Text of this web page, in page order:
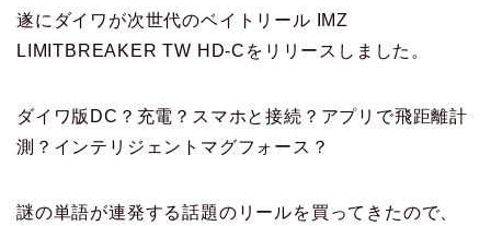
遂にダイワが次世代のベイトリール IMZ
LIMITBREAKER TW HD-Cをリリースしました。
ダイワ版DC？充電？スマホと接続？アプリで飛距離計
測？インテリジェントマグフォース？
謎の単語が連発する話題のリールを買ってきたので、